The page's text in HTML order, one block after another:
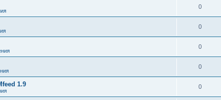
0
0
0
0
1.9 0